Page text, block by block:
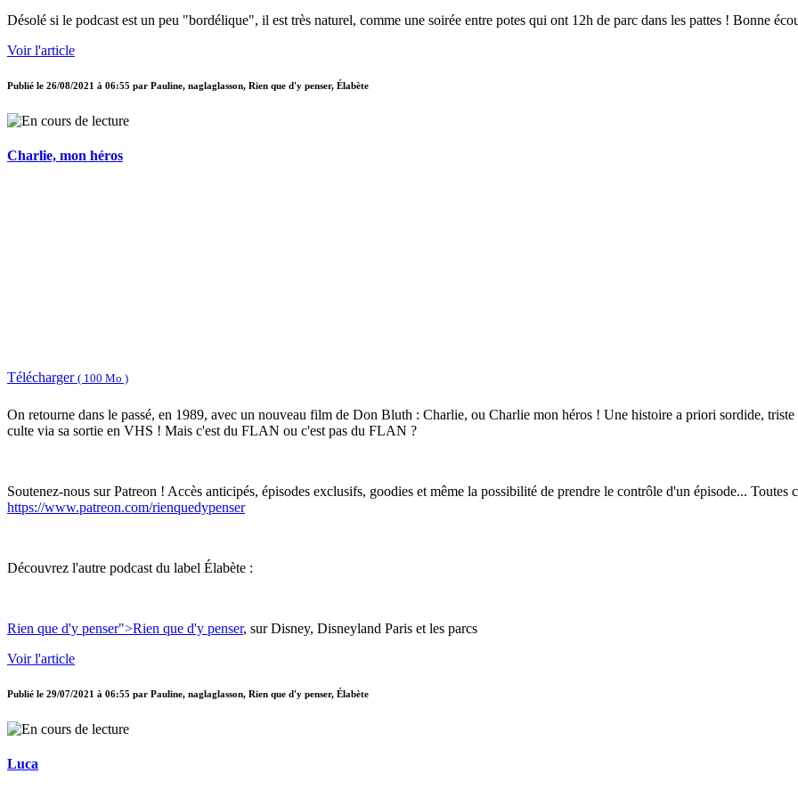
Désolé si le podcast est un peu "bordélique", il est très naturel, comme une soirée entre potes qui ont 12h de parc dans les pattes ! Bonne
Voir l'article
Publié le 26/08/2021 à 06:55 par Pauline, naglaglasson, Rien que d'y penser, Élabète
Charlie, mon héros
Télécharger ( 100 Mo )
On retourne dans le passé, en 1989, avec un nouveau film de Don Bluth : Charlie, ou Charlie mon héros ! Une histoire a priori sordide,
culte via sa sortie en VHS ! Mais c'est du FLAN ou c'est pas du FLAN ?
Soutenez-nous sur Patreon ! Accès anticipés, épisodes exclusifs, goodies et même la possibilité de prendre le contrôle d'un épisode... Toutes
https://www.patreon.com/rienquedypenser
Découvrez l'autre podcast du label Élabète :
Rien que d'y penser">Rien que d'y penser, sur Disney, Disneyland Paris et les parcs
Voir l'article
Publié le 29/07/2021 à 06:55 par Pauline, naglaglasson, Rien que d'y penser, Élabète
Luca